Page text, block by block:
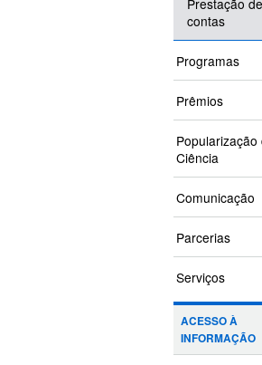
Prestação de
contas
Programas
Prêmios
Popularização
Ciência
Comunicação
Parcerias
Serviços
ACESSO À
INFORMAÇÃO